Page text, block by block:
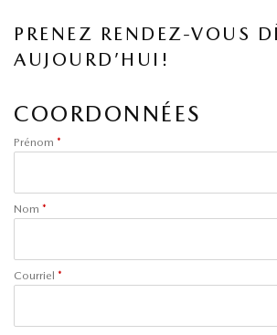
PRENEZ RENDEZ-VOUS
AUJOURD’HUI!
COORDONNÉES
Prénom *
Nom *
Courriel *